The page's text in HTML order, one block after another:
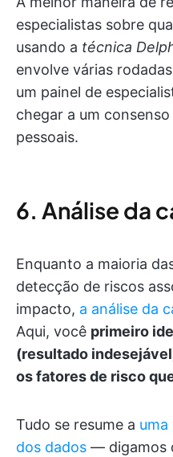
especialistas sobre
usando a técnica
envolve várias
um painel de
chegar a um
pessoais.
6. Análise da
Enquanto a maioria
detecção de riscos
impacto, a análise da
Aqui, você primeiro
(resultado
os fatores de risco
Tudo se resume a uma
dos dados — digamos